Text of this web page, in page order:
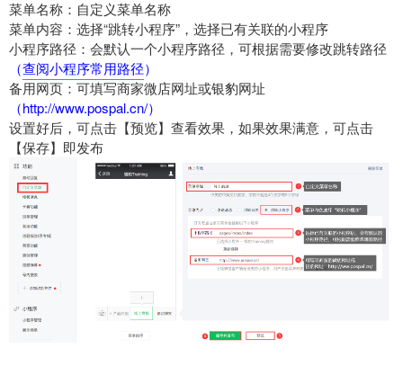
菜单名称：自定义菜单名称
菜单内容：选择“跳转小程序”，选择已有关联的小程序
小程序路径：会默认一个小程序路径，可根据需要修改跳转路径
（查阅小程序常用路径）
备用网页：可填写商家微店网址或银豹网址
（http://www.pospal.cn/）
设置好后，可点击【预览】查看效果，如果效果满意，可点击
【保存】即发布